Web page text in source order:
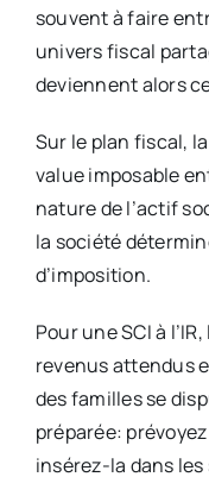
souvent à faire
univers fiscal
deviennent alors
Sur le plan fiscal,
value imposable
nature de l’actif
la société
d’imposition.
Pour une SCI à
revenus attendus
des familles se
préparée:
insérez-la dans